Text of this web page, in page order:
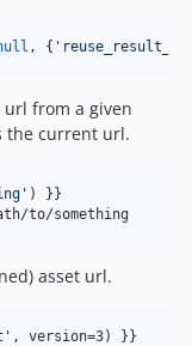
, { '
from a given
the current url.
' ) }}
to/something
asset url.
' , version=3) }}